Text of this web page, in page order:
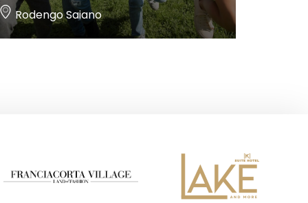
Rodengo Saiano